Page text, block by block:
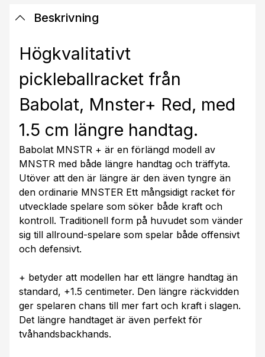
Beskrivning
Högkvalitativt
pickleballracket från
Babolat, Mnster+ Red, med
1.5 cm längre handtag.
Babolat MNSTR + är en förlängd modell av
MNSTR med både längre handtag och träffyta.
Utöver att den är längre är den även tyngre än
den ordinarie MNSTER Ett mångsidigt racket för
utvecklade spelare som söker både kraft och
kontroll. Traditionell form på huvudet som vänder
sig till allround-spelare som spelar både offensivt
och defensivt.
+ betyder att modellen har ett längre handtag än
standard, +1.5 centimeter. Den längre räckvidden
ger spelaren chans till mer fart och kraft i slagen.
Det längre handtaget är även perfekt för
tvåhandsbackhands.